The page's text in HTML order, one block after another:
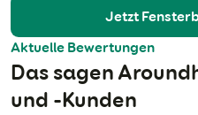
Jetzt
Aktuelle Bewertungen
Das sagen
und -Kunden